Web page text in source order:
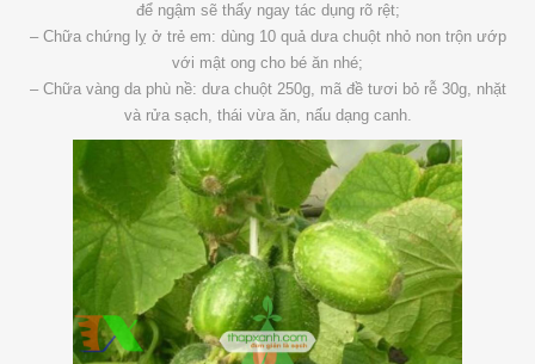
để ngậm sẽ thấy ngay tác dụng rõ rệt;
– Chữa chứng lỵ ở trẻ em: dùng 10 quả dưa chuột nhỏ non trộn ướp
với mật ong cho bé ăn nhé;
– Chữa vàng da phù nề: dưa chuột 250g, mã đề tươi bỏ rễ 30g, nhặt
và rửa sạch, thái vừa ăn, nấu dạng canh.